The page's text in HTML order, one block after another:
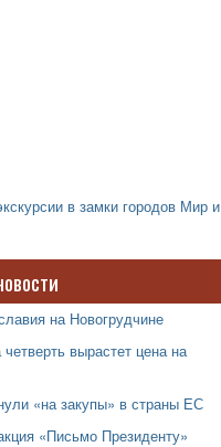
в замки городов Мир и
на Новогрудчине
вырастет цена на
«на закупы» в страны ЕС
«Письмо Президенту»